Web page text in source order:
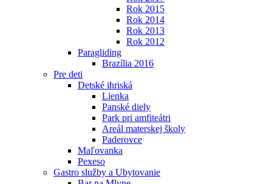
Rok 2015
Rok 2014
Rok 2013
Rok 2012
Paragliding
Brazília 2016
Pre deti
Detské ihriská
Lienka
Panské diely
Park pri amfiteátri
Areál materskej školy
Paderovce
Maľovanka
Pexeso
Gastro služby a Ubytovanie